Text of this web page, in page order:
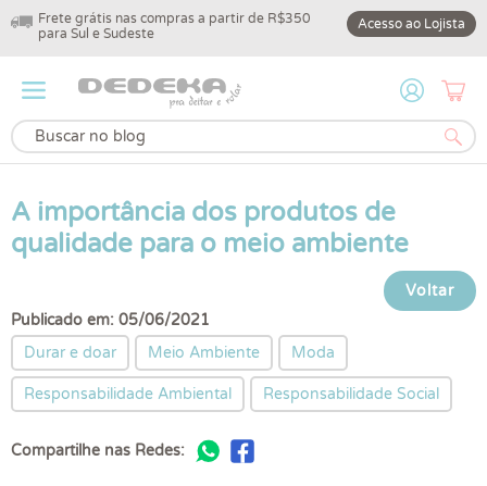
10% off na primeira compra com cupom
DEDEKA10
4% de desconto no
Acesso ao Lojista
A importância dos produtos de
qualidade para o meio ambiente
Voltar
Publicado em: 05/06/2021
Durar e doar
Meio Ambiente Moda
Responsabilidade Ambiental Responsabilidade Social
Compartilhe nas Redes: